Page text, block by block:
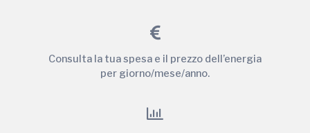
Consulta la tua spesa e il prezzo dell’energia
per giorno/mese/anno.